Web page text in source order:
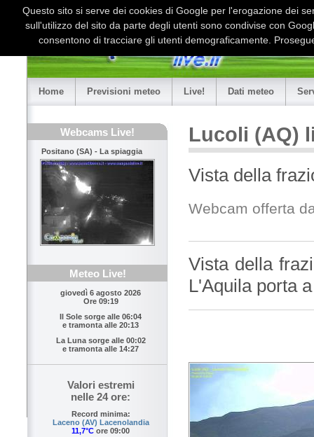
Home Previsioni meteo Live! Dati meteo
Webcams Live!
Positano (SA) - La spiaggia
Meteo Live!
giovedì 6 agosto 2026
Ore 09:19
Il Sole sorge alle 06:04
e tramonta alle 20:13
La Luna sorge alle 00:02
e tramonta alle 14:27
Valori estremi
nelle 24 ore:
Record minima:
Laceno (AV) Lacenolandia
11,7°C ore 09:00
Lucoli (AQ)
Vista della
Webcam offerta
Vista della
L'Aquila porta
Questo sito si serve dei cookies di Google per l'erogazione dei
sull'utilizzo del sito da parte degli utenti sono condivise con
consentono di tracciare gli utenti demograficamente.